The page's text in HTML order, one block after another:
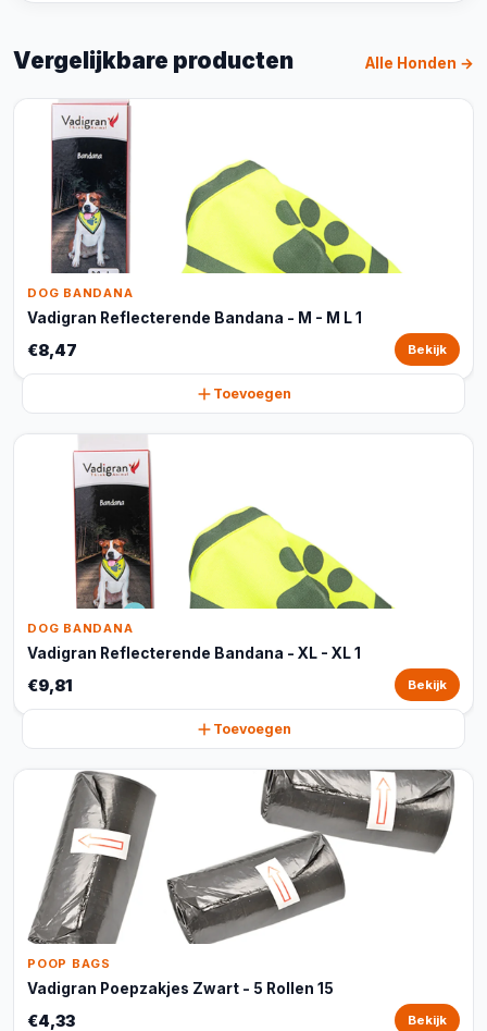
Vergelijkbare producten Alle Honden →
DOG BANDANA
Vadigran Reflecterende Bandana - M - M L 1
€8,47 Bekijk
Toevoegen
DOG BANDANA
Vadigran Reflecterende Bandana - XL - XL 1
€9,81 Bekijk
Toevoegen
POOP BAGS
Vadigran Poepzakjes Zwart - 5 Rollen 15
€4,33 Bekijk